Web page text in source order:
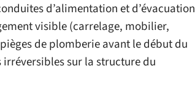
d’alimentation et d’évacuation
visible (carrelage, mobilier,
de plomberie avant le début du
sur la structure du